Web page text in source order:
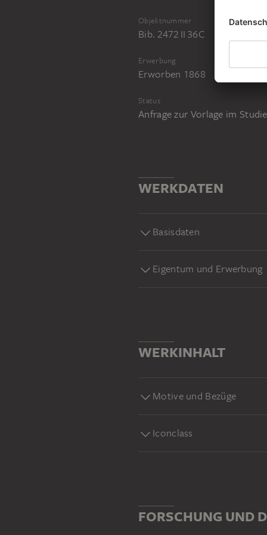
Objektnummer
Bib. 2472 II 36C
Erwerbung
Erworben 1868
Status
Anfrage zur Vorlage im
WERKDATEN
Basisdaten
Eigentum und Erwerbung
WERKINHALT
Motive und Bezüge
Iconclass
FORSCHUNG UND